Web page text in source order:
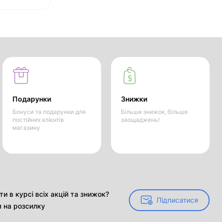
Подарунки
Бонуси та подарунки для
постійних клієнтів
магазину
Знижки
Більше знижок, більше
заощаджень!
в курсі всіх акцій та знижок?
на розсилку
Підписатися
Підписатися